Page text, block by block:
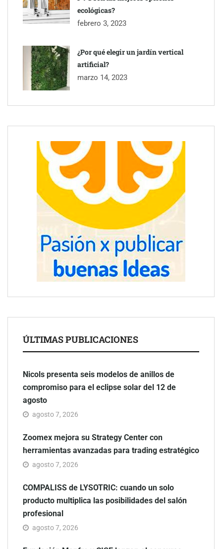
ecológicas?
febrero 3, 2023
¿Por qué elegir un jardín vertical
artificial?
marzo 14, 2023
ÚLTIMAS PUBLICACIONES
Nicols presenta seis modelos de anillos de
compromiso para el eclipse solar del 12 de
agosto
agosto 7, 2026
Zoomex mejora su Strategy Center con
herramientas avanzadas para trading estratégico
agosto 7, 2026
COMPALISS de LYSOTRIC: cuando un solo
producto multiplica las posibilidades del salón
profesional
agosto 7, 2026